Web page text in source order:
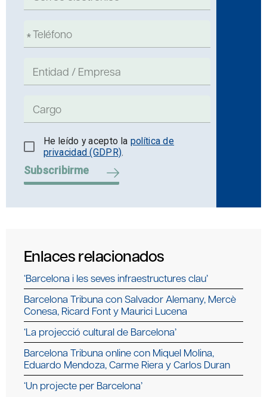
He leído y acepto la política de
privacidad (GDPR).
Subscribirme
Enlaces relacionados
‘Barcelona i les seves infraestructures clau’
Barcelona Tribuna con Salvador Alemany, Mercè
Conesa, Ricard Font y Maurici Lucena
‘La projecció cultural de Barcelona’
Barcelona Tribuna online con Miquel Molina,
Eduardo Mendoza, Carme Riera y Carlos Duran
‘Un projecte per Barcelona’